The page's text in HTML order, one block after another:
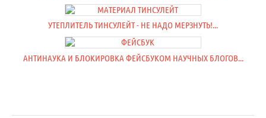
УТЕПЛИТЕЛЬ ТИНСУЛЕЙТ - НЕ НАДО МЕРЗНУТЬ!...
АНТИНАУКА И БЛОКИРОВКА ФЕЙСБУКОМ НАУЧНЫХ БЛОГОВ...